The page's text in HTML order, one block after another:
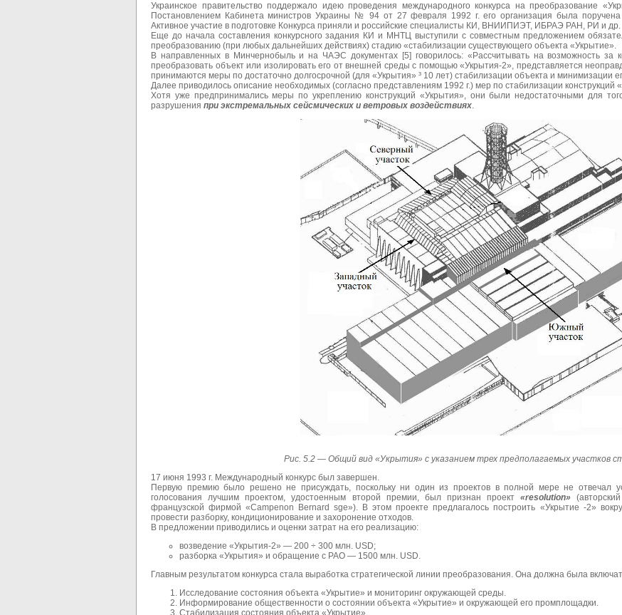
Украинское правительство поддержало идею проведения международного конкурса на преобразование
Постановлением Кабинета министров Украины № 94 от 27 февраля 1992 г. его организация была
Активное участие в подготовке Конкурса приняли и российские специалисты КИ, ВНИИПИЭТ, ИБРАЭ РАН, РИ и др.
Еще до начала составления конкурсного задания КИ и МНТЦ выступили с совместным предложением
преобразованию (при любых дальнейших действиях) стадию «стабилизации существующего объекта «Укрытие».
В направленных в Минчернобыль и на ЧАЭС документах [5] говорилось: «Рассчитывать на возможность за
преобразовать объект или изолировать его от внешней среды с помощью «Укрытия-2», представляется
принимаются меры по достаточно долгосрочной (для «Укрытия» ³ 10 лет) стабилизации объекта и минимизации
Далее приводилось описание необходимых (согласно представлениям 1992 г.) мер по стабилизации конструкций
Хотя уже предпринимались меры по укреплению конструкций «Укрытия», они были недостаточными для
разрушения при экстремальных сейсмических и ветровых воздействиях.
Рис. 5.2 — Общий вид «Укрытия» с указанием трех предполагаемых участков
17 июня 1993 г. Международный конкурс был завершен.
Первую премию было решено не присуждать, поскольку ни один из проектов в полной мере не отвечал
голосования лучшим проектом, удостоенным второй премии, был признан проект«resolution»
французской фирмой «Сampenon Bernard sge»). В этом проекте предлагалось построить «Укрытие -2»
провести разборку, кондиционирование и захоронение отходов.
В предложении приводились и оценки затрат на его реализацию:
возведение «Укрытия-2» — 200 ÷ 300 млн. USD;
разборка «Укрытия» и обращение с РАО — 1500 млн. USD.
Главным результатом конкурса стала выработка стратегической линии преобразования. Она должна была
Исследование состояния объекта «Укрытие» и мониторинг окружающей среды.
Информирование общественности о состоянии объекта «Укрытие» и окружающей его промплощадки.
Стабилизация состояния объекта «Укрытие».